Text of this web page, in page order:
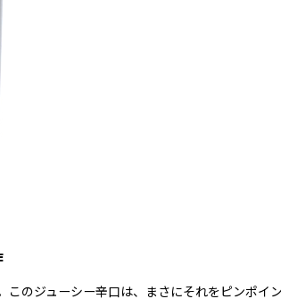
のジューシー辛口は、まさにそれをピンポイ